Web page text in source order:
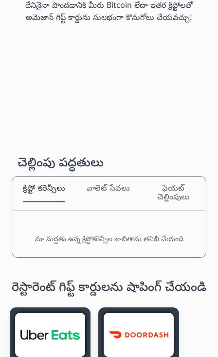
దేనినైనా పొందడానికి మీరు Bitcoin లేదా ఇతర క్రిప్టోలతో
అమెజాన్ గిఫ్ట్ కార్డును సులభంగా కొనుగోలు చేయవచ్చు!
చెల్లింపు పద్ధతులు
క్రిప్టో కరెన్సీలు వాలెట్ సేవలు
ఫియట్
చెల్లింపులు
మా మద్దతు ఉన్న క్రిప్టోకరెన్సీల జాబితాను తనిఖీ చేయండి
రెస్టారెంట్ గిఫ్ట్ కార్డులను షాపింగ్ చేయండి